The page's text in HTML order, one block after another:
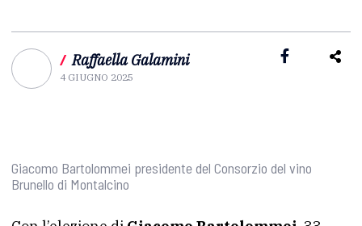
/ Raffaella Galamini
4 GIUGNO 2025
Giacomo Bartolommei presidente del Consorzio del vino
Brunello di Montalcino